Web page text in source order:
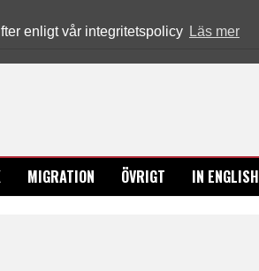
enligt vår integritetspolicy Läs mer
MIGRATION ÖVRIGT IN ENGLISH